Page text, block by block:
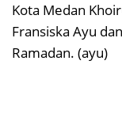
Kota Medan
Fransiska Ayu
Ramadan. (ayu)